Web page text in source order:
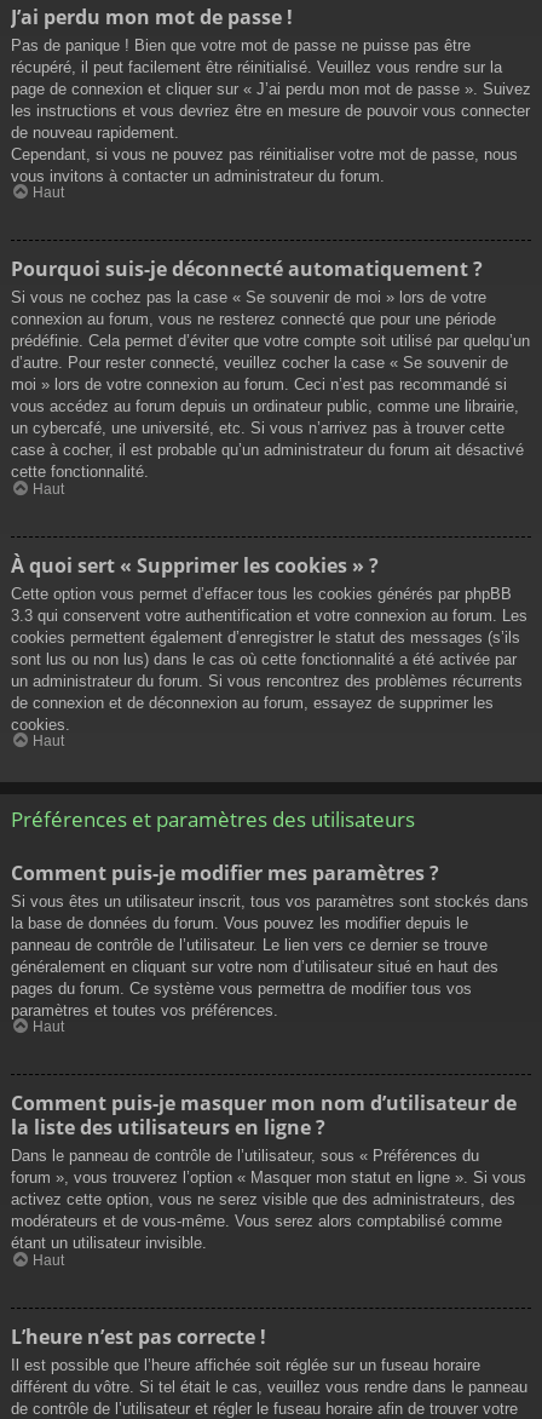
J’ai perdu mon mot de passe !
Pas de panique ! Bien que votre mot de passe ne puisse pas être
récupéré, il peut facilement être réinitialisé. Veuillez vous rendre sur la
page de connexion et cliquer sur « J’ai perdu mon mot de passe ». Suivez
les instructions et vous devriez être en mesure de pouvoir vous connecter
de nouveau rapidement.
Cependant, si vous ne pouvez pas réinitialiser votre mot de passe, nous
vous invitons à contacter un administrateur du forum.
Haut
Pourquoi suis-je déconnecté automatiquement ?
Si vous ne cochez pas la case « Se souvenir de moi » lors de votre
connexion au forum, vous ne resterez connecté que pour une période
prédéfinie. Cela permet d’éviter que votre compte soit utilisé par quelqu’un
d’autre. Pour rester connecté, veuillez cocher la case « Se souvenir de
moi » lors de votre connexion au forum. Ceci n’est pas recommandé si
vous accédez au forum depuis un ordinateur public, comme une librairie,
un cybercafé, une université, etc. Si vous n’arrivez pas à trouver cette
case à cocher, il est probable qu’un administrateur du forum ait désactivé
cette fonctionnalité.
Haut
À quoi sert « Supprimer les cookies » ?
Cette option vous permet d’effacer tous les cookies générés par phpBB
3.3 qui conservent votre authentification et votre connexion au forum. Les
cookies permettent également d’enregistrer le statut des messages (s’ils
sont lus ou non lus) dans le cas où cette fonctionnalité a été activée par
un administrateur du forum. Si vous rencontrez des problèmes récurrents
de connexion et de déconnexion au forum, essayez de supprimer les
cookies.
Haut
Préférences et paramètres des utilisateurs
Comment puis-je modifier mes paramètres ?
Si vous êtes un utilisateur inscrit, tous vos paramètres sont stockés dans
la base de données du forum. Vous pouvez les modifier depuis le
panneau de contrôle de l’utilisateur. Le lien vers ce dernier se trouve
généralement en cliquant sur votre nom d’utilisateur situé en haut des
pages du forum. Ce système vous permettra de modifier tous vos
paramètres et toutes vos préférences.
Haut
Comment puis-je masquer mon nom d’utilisateur de
la liste des utilisateurs en ligne ?
Dans le panneau de contrôle de l’utilisateur, sous « Préférences du
forum », vous trouverez l’option « Masquer mon statut en ligne ». Si vous
activez cette option, vous ne serez visible que des administrateurs, des
modérateurs et de vous-même. Vous serez alors comptabilisé comme
étant un utilisateur invisible.
Haut
L’heure n’est pas correcte !
Il est possible que l’heure affichée soit réglée sur un fuseau horaire
différent du vôtre. Si tel était le cas, veuillez vous rendre dans le panneau
de contrôle de l’utilisateur et régler le fuseau horaire afin de trouver votre